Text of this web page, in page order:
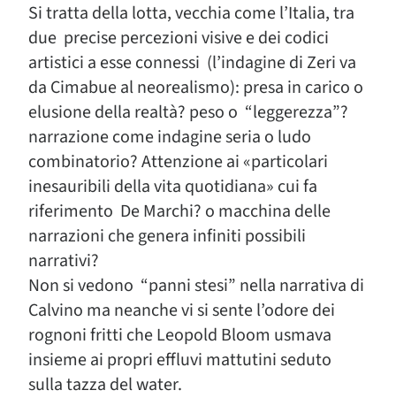
Si tratta della lotta, vecchia come l’Italia, tra
due precise percezioni visive e dei codici
artistici a esse connessi (l’indagine di Zeri va
da Cimabue al neorealismo): presa in carico o
elusione della realtà? peso o “leggerezza”?
narrazione come indagine seria o ludo
combinatorio? Attenzione ai «particolari
inesauribili della vita quotidiana» cui fa
riferimento De Marchi? o macchina delle
narrazioni che genera infiniti possibili
narrativi?
Non si vedono “panni stesi” nella narrativa di
Calvino ma neanche vi si sente l’odore dei
rognoni fritti che Leopold Bloom usmava
insieme ai propri effluvi mattutini seduto
sulla tazza del water.